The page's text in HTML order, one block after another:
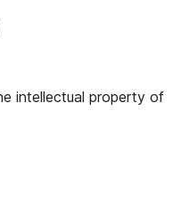
de YouTube
cuenta de Tumblr
intellectual property of